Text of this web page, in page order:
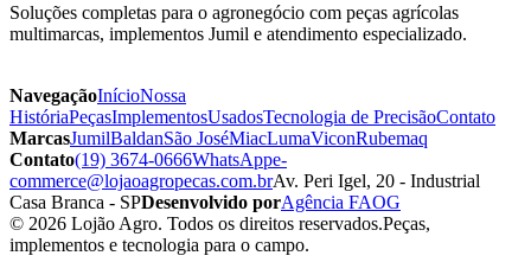
Soluções completas para o agronegócio com peças agrícolas
multimarcas, implementos Jumil e atendimento especializado.
NavegaçãoInícioNossa
HistóriaPeçasImplementosUsadosTecnologia de PrecisãoContato
MarcasJumilBaldanSão JoséMiacLumaViconRubemaq
Contato(19) 3674-0666WhatsAppe-
commerce@lojaoagropecas.com.brAv. Peri Igel, 20 - Industrial
Casa Branca - SPDesenvolvido porAgência FAOG
© 2026 Lojão Agro. Todos os direitos reservados.Peças,
implementos e tecnologia para o campo.